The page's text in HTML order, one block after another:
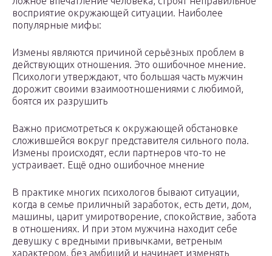
восприятие окружающей ситуации. Наиболее
популярные мифы:
Измены являются причиной серьёзных проблем в
действующих отношения. Это ошибочное мнение.
Психологи утверждают, что большая часть мужчин
дорожит своими взаимоотношениями с любимой,
боятся их разрушить
Важно присмотреться к окружающей обстановке
сложившейся вокруг представителя сильного пола.
Измены происходят, если партнеров что-то не
устраивает. Ещё одно ошибочное мнение
В практике многих психологов бывают ситуации,
когда в семье приличный заработок, есть дети, дом,
машины, царит умиротворение, спокойствие, забота
в отношениях. И при этом мужчина находит себе
девушку с вредными привычками, ветреным
характером, без амбиций и начинает изменять